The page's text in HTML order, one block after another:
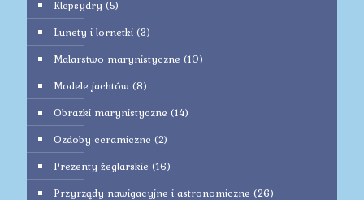
Klepsydry (5)
Lunety i lornetki (3)
Malarstwo marynistyczne (10)
Modele jachtów (8)
Obrazki marynistyczne (14)
Ozdoby ceramiczne (2)
Prezenty żeglarskie (16)
Przyrządy nawigacyjne i astronomiczne (26)